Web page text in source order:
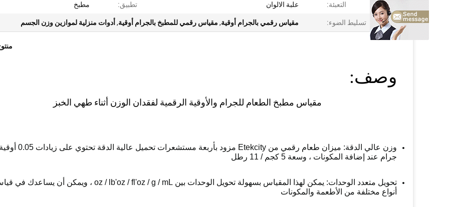
التعبئة: علبة الالوان تطبيق: مطبخ
تسليط الضوء: مقياس رقمي بالجرام أوقية, مقياس رقمي للمطبخ بالجرام أوقية, أدوات منزلية لموازين وزن الجسم
وصف:
مقياس مطبخ الطعام للجرام والأوقية الرقمية لفقدان الوزن أثناء طهي الخبز
جرام عند إضافة المكونات ، وسعة 5 كجم / 11 رطل
أنواع مختلفة من الأطعمة والمكونات